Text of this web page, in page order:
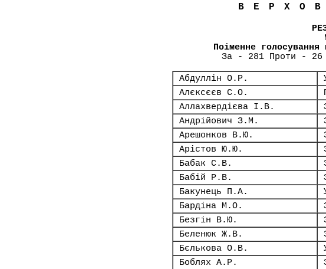
Поіменне
За - 281 Проти - 26
Абдуллін О.Р.
Алєксєєв С.О.
Аллахвердієва І.В.
Андрійович З.М.
Арешонков В.Ю.
Арістов Ю.Ю.
Бабак С.В.
Бабій Р.В.
Бакунець П.А.
Бардіна М.О.
Безгін В.Ю.
Беленюк Ж.В.
Бєлькова О.В.
Боблях А.Р.